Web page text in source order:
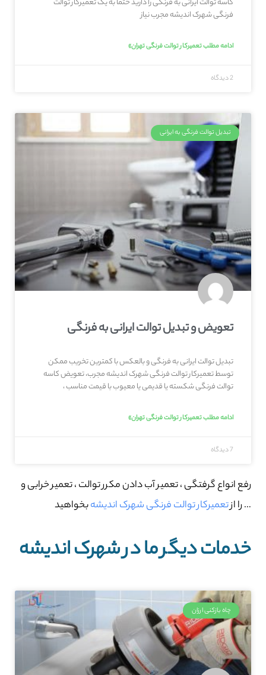
کاسه توالت ایرانی به فرنگی را دارید حتما به یک تعمیرکار توالت
فرنگی شهرک اندیشه مجرب نیاز
ادامه مطلب تعمیرکار توالت فرنگی تهران»
2 دیدگاه
تبدیل توالت فرنگی به ایرانی
تعویض و تبدیل توالت ایرانی به فرنگی
تبدیل توالت ایرانی به فرنگی و بالعکس با کمترین تخریب ممکن
توسط تعمیرکار توالت فرنگی شهرک اندیشه مجرب، تعویض کاسه
توالت فرنگی شکسته یا قدیمی یا معیوب با قیمت مناسب ،
ادامه مطلب تعمیرکار توالت فرنگی تهران»
7 دیدگاه
رفع انواع گرفتگی ، تعمیر آب دادن مکرر توالت ، تعمیر خرابی و
… را ازتعمیرکار توالت فرنگی شهرک اندیشهبخواهید
خدمات دیگر ما در شهرک اندیشه
چاه بازکنی ارزان